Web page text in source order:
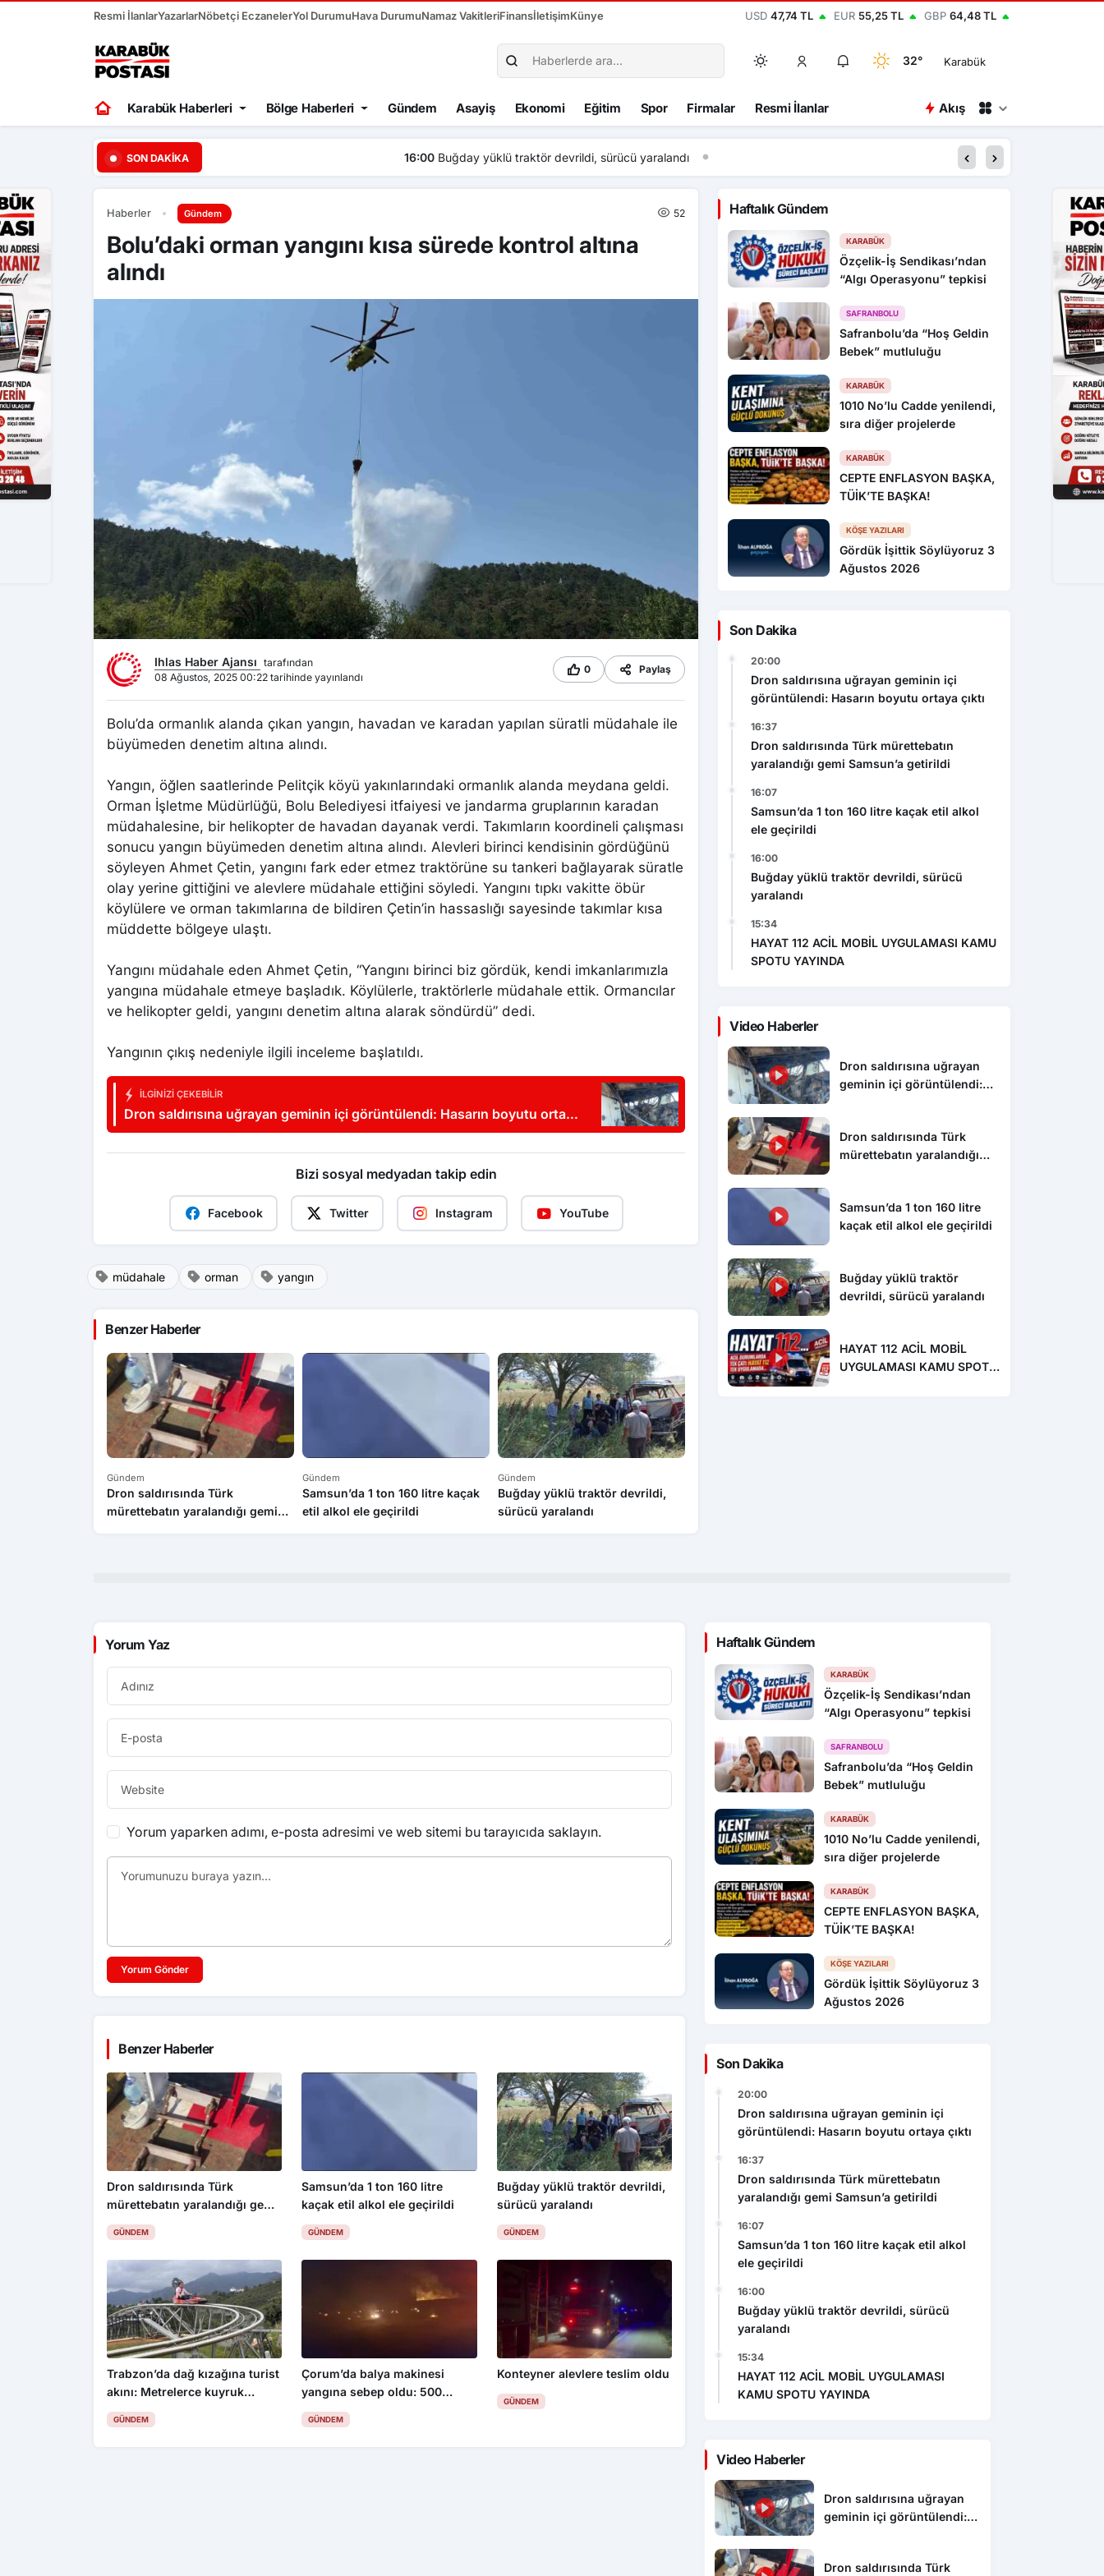
Resmi İlanlarYazarlarNöbetçi EczanelerYol DurumuHava DurumuNamaz VakitleriFinansİletişimKünye USD 47,74 TL EUR 55,25 TL GBP 64,48 TL
32° Karabük
Karabük Haberleri Bölge Haberleri Gündem Asayiş Ekonomi Eğitim Spor Firmalar Resmi İlanlar Akış
SON DAKIKA Buğday yüklü traktör devrildi, sürücü yaralandı 15:34 HAYAT 112 ACİL
Haberler Gündem 52
Bolu’daki orman yangını kısa sürede kontrol altına
alındı
Ihlas Haber Ajansı tarafından
08 Ağustos, 2025 00:22 tarihinde yayınlandı
0 Paylaş
Bolu’da ormanlık alanda çıkan yangın, havadan ve karadan yapılan süratli müdahale ile
büyümeden denetim altına alındı.
Yangın, öğlen saatlerinde Pelitçik köyü yakınlarındaki ormanlık alanda meydana geldi.
Orman İşletme Müdürlüğü, Bolu Belediyesi itfaiyesi ve jandarma gruplarının karadan
müdahalesine, bir helikopter de havadan dayanak verdi. Takımların koordineli çalışması
sonucu yangın büyümeden denetim altına alındı. Alevleri birinci kendisinin gördüğünü
söyleyen Ahmet Çetin, yangını fark eder etmez traktörüne su tankeri bağlayarak süratle
olay yerine gittiğini ve alevlere müdahale ettiğini söyledi. Yangını tıpkı vakitte öbür
köylülere ve orman takımlarına de bildiren Çetin’in hassaslığı sayesinde takımlar kısa
müddette bölgeye ulaştı.
Yangını müdahale eden Ahmet Çetin, “Yangını birinci biz gördük, kendi imkanlarımızla
yangına müdahale etmeye başladık. Köylülerle, traktörlerle müdahale ettik. Ormancılar
ve helikopter geldi, yangını denetim altına alarak söndürdü” dedi.
Yangının çıkış nedeniyle ilgili inceleme başlatıldı.
İLGINIZI ÇEKEBILIR
Dron saldırısına uğrayan geminin içi görüntülendi: Hasarın boyutu ortaya
çıktı
Bizi sosyal medyadan takip edin
Facebook Twitter Instagram YouTube
müdahale orman yangın
Benzer Haberler
Gündem
Dron saldırısında Türk
mürettebatın yaralandığı gemi
Gündem
Samsun’da 1 ton 160 litre kaçak
etil alkol ele geçirildi
Gündem
Buğday yüklü traktör devrildi,
sürücü yaralandı
Haftalık Gündem
KARABÜK
Özçelik-İş Sendikası’ndan
“Algı Operasyonu” tepkisi
SAFRANBOLU
Safranbolu’da “Hoş Geldin
Bebek” mutluluğu
KARABÜK
1010 No’lu Cadde yenilendi,
sıra diğer projelerde
KARABÜK
CEPTE ENFLASYON BAŞKA,
TÜİK’TE BAŞKA!
KÖŞE YAZILARI
Gördük İşittik Söylüyoruz 3
Ağustos 2026
Son Dakika
20:00
Dron saldırısına uğrayan geminin içi
görüntülendi: Hasarın boyutu ortaya çıktı
16:37
Dron saldırısında Türk mürettebatın
yaralandığı gemi Samsun’a getirildi
16:07
Samsun’da 1 ton 160 litre kaçak etil alkol
ele geçirildi
16:00
Buğday yüklü traktör devrildi, sürücü
yaralandı
15:34
HAYAT 112 ACİL MOBİL UYGULAMASI KAMU
SPOTU YAYINDA
Video Haberler
Dron saldırısına uğrayan
geminin içi görüntülendi:
Dron saldırısında Türk
mürettebatın yaralandığı
Samsun’da 1 ton 160 litre
kaçak etil alkol ele geçirildi
Buğday yüklü traktör
devrildi, sürücü yaralandı
HAYAT 112 ACİL MOBİL
UYGULAMASI KAMU SPOTU
Yorum Yaz
Yorum yaparken adımı, e-posta adresimi ve web sitemi bu tarayıcıda saklayın.
Yorum Gönder
Benzer Haberler
Dron saldırısında Türk
mürettebatın yaralandığı gemi
Samsun’a getirildi
GÜNDEM
Samsun’da 1 ton 160 litre
kaçak etil alkol ele geçirildi
GÜNDEM
Buğday yüklü traktör devrildi,
sürücü yaralandı
GÜNDEM
Trabzon’da dağ kızağına turist
akını: Metrelerce kuyruk
oluşuyor
GÜNDEM
Çorum’da balya makinesi
yangına sebep oldu: 500
dönüm anız küle döndü
GÜNDEM
Konteyner alevlere teslim oldu
GÜNDEM
Haftalık Gündem
KARABÜK
Özçelik-İş Sendikası’ndan
“Algı Operasyonu” tepkisi
SAFRANBOLU
Safranbolu’da “Hoş Geldin
Bebek” mutluluğu
KARABÜK
1010 No’lu Cadde yenilendi,
sıra diğer projelerde
KARABÜK
CEPTE ENFLASYON BAŞKA,
TÜİK’TE BAŞKA!
KÖŞE YAZILARI
Gördük İşittik Söylüyoruz 3
Ağustos 2026
Son Dakika
20:00
Dron saldırısına uğrayan geminin içi
görüntülendi: Hasarın boyutu ortaya çıktı
16:37
Dron saldırısında Türk mürettebatın
yaralandığı gemi Samsun’a getirildi
16:07
Samsun’da 1 ton 160 litre kaçak etil alkol
ele geçirildi
16:00
Buğday yüklü traktör devrildi, sürücü
yaralandı
15:34
HAYAT 112 ACİL MOBİL UYGULAMASI
KAMU SPOTU YAYINDA
Video Haberler
Dron saldırısına uğrayan
geminin içi görüntülendi:
Dron saldırısında Türk